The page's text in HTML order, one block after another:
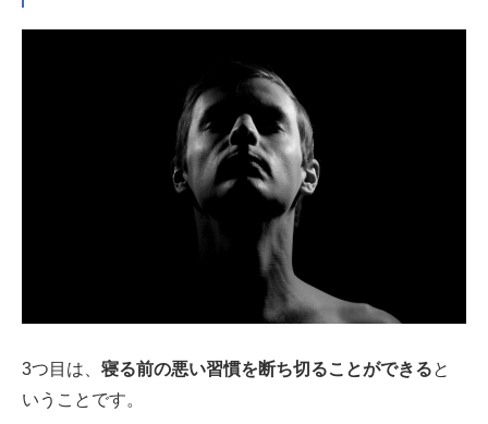
3つ目は、 寝る前の悪い習慣を断ち切ることができると
いうことです。